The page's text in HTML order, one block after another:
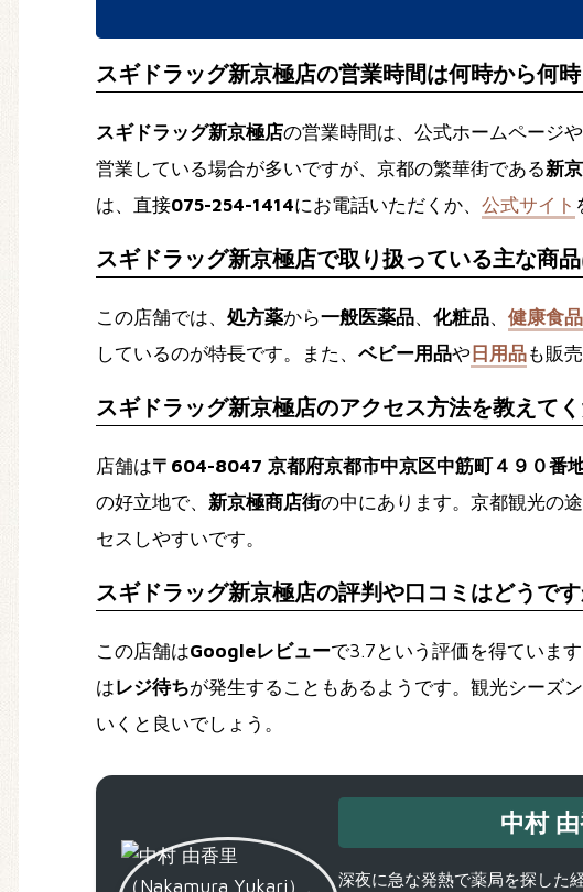
スギドラッグ新京極店の営業時間は何時から何
スギドラッグ新京極店の営業時間は、公式ホームページ
営業している場合が多いですが、京都の繁華街である新
は、直接075-254-1414にお電話いただくか、 公式サイト
スギドラッグ新京極店で取り扱っている主な商
この店舗では、 処方薬から一般医薬品、 化粧品、 健康食品
しているのが特長です。また、 ベビー用品や日用品も販
スギドラッグ新京極店のアクセス方法を教えて
店舗は〒604-8047 京都府京都市中京区中筋町４９０番
の好立地で、 新京極商店街の中にあります。京都観光の
セスしやすいです。
スギドラッグ新京極店の評判や口コミはどうです
この店舗はGoogleレビューで3.7という評価を得ていま
はレジ待ちが発生することもあるようです。観光シーズ
いくと良いでしょう。
中村
深夜に急な発熱で薬局を探した